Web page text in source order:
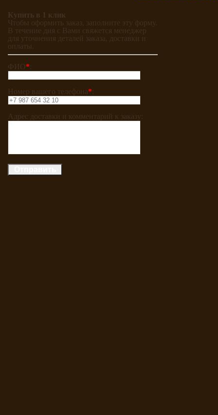
Купить в 1 клик
Чтобы оформить заказ, заполните эту форму.
В течение дня с Вами свяжется менеджер
для уточнения деталей заказа, доставки и
оплаты.
ФИО*
Номер вашего телефона*
Адрес доставки и комментарий к заказу: